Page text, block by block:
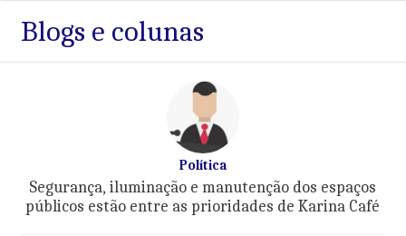
Blogs e colunas
Política
Segurança, iluminação e manutenção dos espaços
públicos estão entre as prioridades de Karina Café